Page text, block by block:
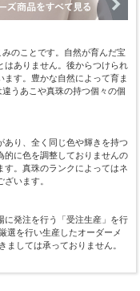
のことです。自然が育んだ宝
はありません。後からつけられ
す。豊かな自然によって育ま
うあこや真珠の持つ個々の個
あり、全く同じ色や輝きを持つ
的に色を調整しておりませんの
す。真珠のランクによってはネ
います。
に発注を行う「受注生産」を行
選を行い生産したオーダーメ
ましては承っておりません。